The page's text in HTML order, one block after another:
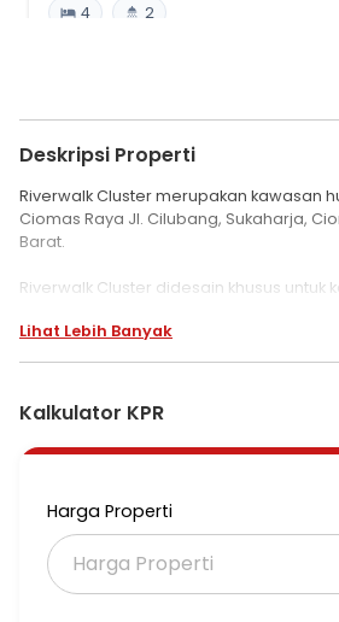
4 2
Deskripsi Properti
Riverwalk Cluster merupakan kawasan
Ciomas Raya Jl. Cilubang, Sukaharja,
Barat.
Riverwalk Cluster didesain khusus untuk
tumbuh dengan beragam fitur yang
Lihat Lebih Banyak
Kalkulator KPR
Harga Properti